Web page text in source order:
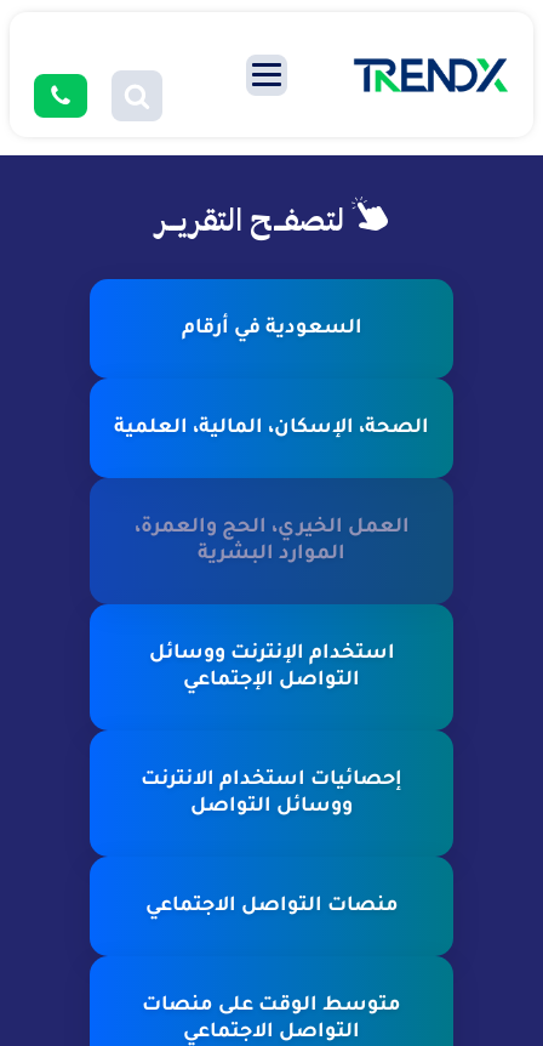
لتصفــح التقريــر
السعودية في أرقام
الصحة، الإسكان، المالية، العلمية
العمل الخيري، الحج والعمرة،
الموارد البشرية
استخدام الإنترنت ووسائل
التواصل الإجتماعي
إحصائيات استخدام الانترنت
ووسائل التواصل
منصات التواصل الاجتماعي
متوسط الوقت على منصات
التواصل الاجتماعي